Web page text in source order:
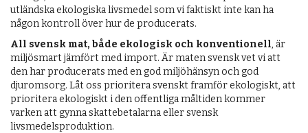
utländska ekologiska livsmedel som vi faktiskt inte kan ha
någon kontroll över hur de producerats.
All svensk mat, både ekologisk och konventionell, är
miljösmart jämfört med import. Är maten svensk vet vi att
den har producerats med en god miljöhänsyn och god
djuromsorg. Låt oss prioritera svenskt framför ekologiskt, att
prioritera ekologiskt i den offentliga måltiden kommer
varken att gynna skattebetalarna eller svensk
livsmedelsproduktion.